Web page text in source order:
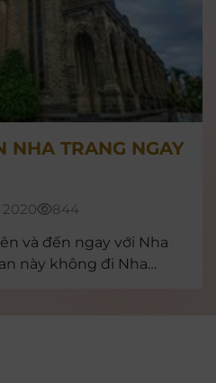
NHA TRANG NGAY
2020
844
và đến ngay với Nha
này không đi Nha